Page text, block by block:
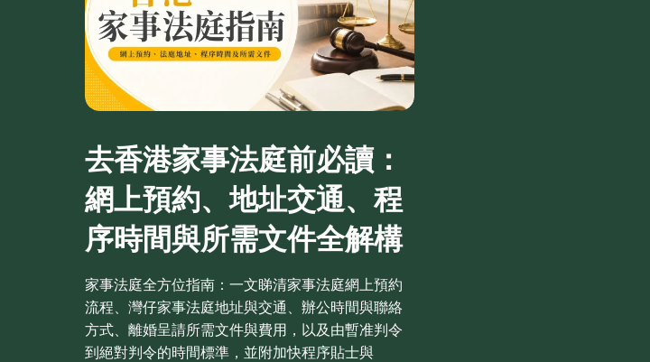
去香港家事法庭前必讀：
網上預約、地址交通、程
序時間與所需文件全解構
家事法庭全方位指南：一文睇清家事法庭網上預約
流程、灣仔家事法庭地址與交通、辦公時間與聯絡
方式、離婚呈請所需文件與費用，以及由暫准判令
到絕對判令的時間標準，並附加快程序貼士與